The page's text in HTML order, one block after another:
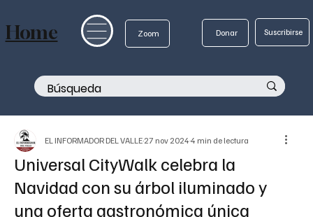
Zoom Donar Suscribirse
Home
Universal CityWalk celebra la
Navidad con su árbol iluminado y
una oferta gastronómica única
EL INFORMADOR DEL VALLE 27 nov 2024 4 min de lectura